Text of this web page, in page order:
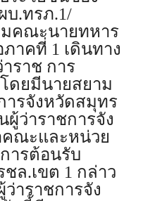
บ.ทรภ.1/
คณะนายทหาร
ภาคที่ 1 เดินทาง
ราช การ
ดยมีนายสยาม
ารจังหวัดสมุทร
ผู้ว่าราชการจัง
คณะและหน่วย
ารต้อนรับ
ชล.เขต 1 กล่าว
ว่าราชการจัง